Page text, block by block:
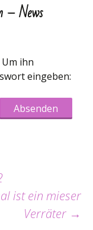
– News
ihn
eingeben:
ist ein mieser
Verräter →